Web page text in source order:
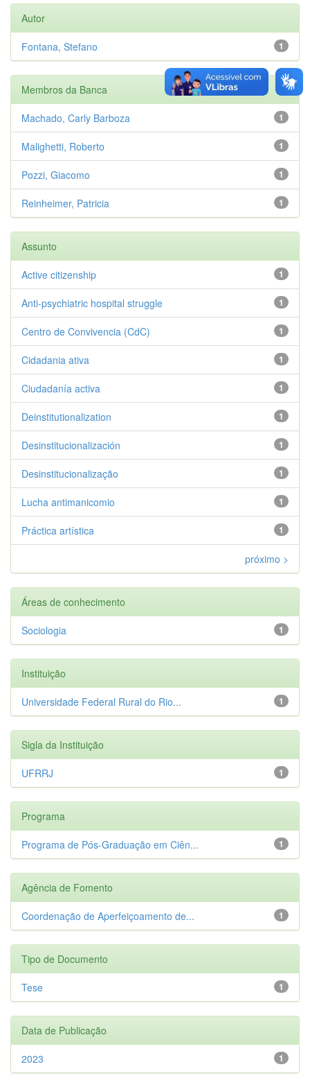
Autor
1
Fontana, Stefano
Membros da Banca
1
Machado, Carly Barboza
1
Malighetti, Roberto
1
Pozzi, Giacomo
1
Reinheimer, Patricia
Assunto
1
Active citizenship
1
Anti-psychiatric hospital struggle
1
Centro de Convivencia (CdC)
1
Cidadania ativa
1
Ciudadanía activa
1
Deinstitutionalization
1
Desinstitucionalización
1
Desinstitucionalização
1
Lucha antimanicomio
1
Práctica artística
próximo >
Áreas de conhecimento
1
Sociologia
Instituição
1
Universidade Federal Rural do Rio...
Sigla da Instituição
1
UFRRJ
Programa
1
Programa de Pós-Graduação em Ciên...
Agência de Fomento
1
Coordenação de Aperfeiçoamento de...
Tipo de Documento
1
Tese
Data de Publicação
1
2023